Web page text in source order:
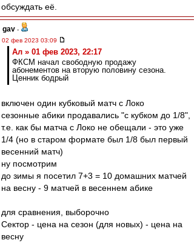
обсуждать её.
gav -
02 фев 2023 03:09
Ал » 01 фев 2023, 22:17
ФКСМ начал свободную продажу
абонементов на вторую половину сезона.
Ценник бодрый
включен один кубковый матч с Локо
сезонные абики продавались "с кубком до 1/8",
т.е. как бы матча с Локо не обещали - это уже
1/4 (но в старом формате был 1/8 был первый
весенний матч)
ну посмотрим
до зимы я посетил 7+3 = 10 домашних матчей
на весну - 9 матчей в весеннем абике
для сравнения, выборочно
Сектор - цена на сезон (для новых) - цена на
весну